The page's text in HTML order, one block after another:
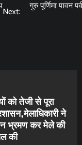
Next:
गुरु पूर्णिमा पावन
को तेजी से पूरा
ने
भ्रमण कर मेले की
की